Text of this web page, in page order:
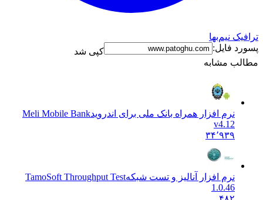
ترافیک نیم‌بها
پسورد فایل:
کپی شد
مطالب مشابه
نرم افزار همراه بانک ملی برای اندرویدMeli Mobile Bank
v4.12
۳۴٬۹۳۹
نرم افزار آنالیز و تست شبکهTamoSoft Throughput Test
1.0.46